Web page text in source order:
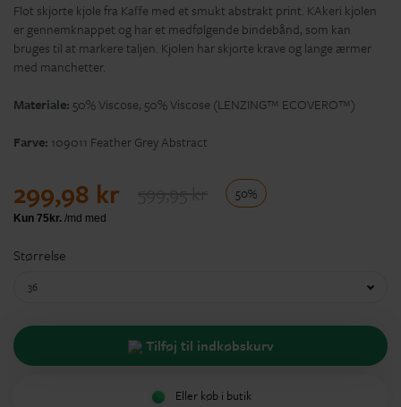
Flot skjorte kjole fra Kaffe med et smukt abstrakt print. KAkeri kjolen
er gennemknappet og har et medfølgende bindebånd, som kan
bruges til at markere taljen. Kjolen har skjorte krave og lange ærmer
med manchetter.
Materiale: 50% Viscose, 50% Viscose (LENZING™ ECOVERO™)
Farve: 109011 Feather Grey Abstract
299,98 kr 50%
Størrelse
36
Tilføj til indkøbskurv
Eller køb i butik